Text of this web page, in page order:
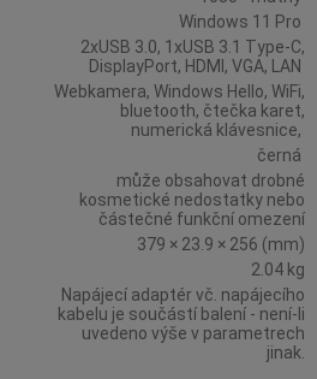
Windows 11 Pro
2xUSB 3.0, 1xUSB 3.1 Type-C,
DisplayPort, HDMI, VGA, LAN
Webkamera, Windows Hello, WiFi,
bluetooth, čtečka karet,
numerická klávesnice,
černá
může obsahovat drobné
kosmetické nedostatky nebo
částečné funkční omezení
379 × 23.9 × 256 (mm)
2.04 kg
Napájecí adaptér vč. napájecího
kabelu je součástí balení - není-li
uvedeno výše v parametrech
jinak.